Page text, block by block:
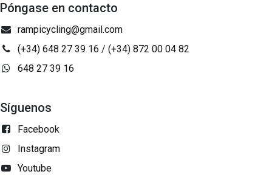
Póngase en contacto
rampicycling@gmail.com
(+34) 648 27 39 16 / (+34) 872 00 04 82
648 27 39 16
Síguenos
Facebook
Instagram
Youtube